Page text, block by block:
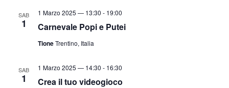
SAB
1 Carnevale Popi e Putei
1 Marzo 2025 — 13:30 - 19:00
TioneTrentino, Italia
SAB
1 Crea il tuo videogioco
1 Marzo 2025 — 14:30 - 16:30